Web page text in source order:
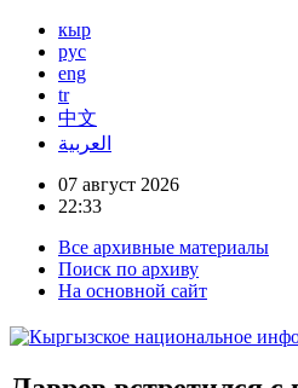
кыр
рус
eng
tr
中文
العربية
07 август 2026
22:33
Все архивные материалы
Поиск по архиву
На основной сайт